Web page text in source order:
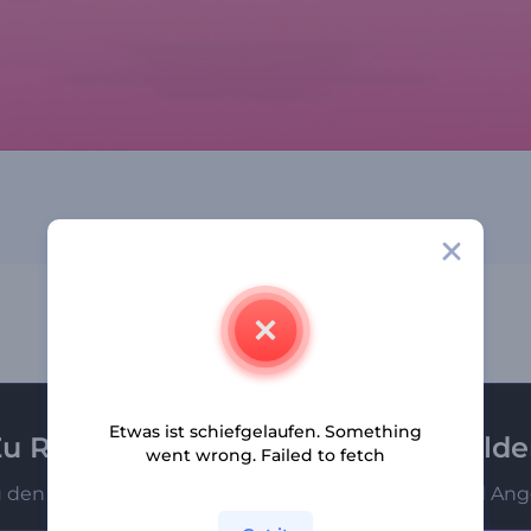
Renderforest-Newsletter
den Ersten, die unsere neuesten Nachrichten und
Etwas ist schiefgelaufen. Something
went wrong. Failed to fetch